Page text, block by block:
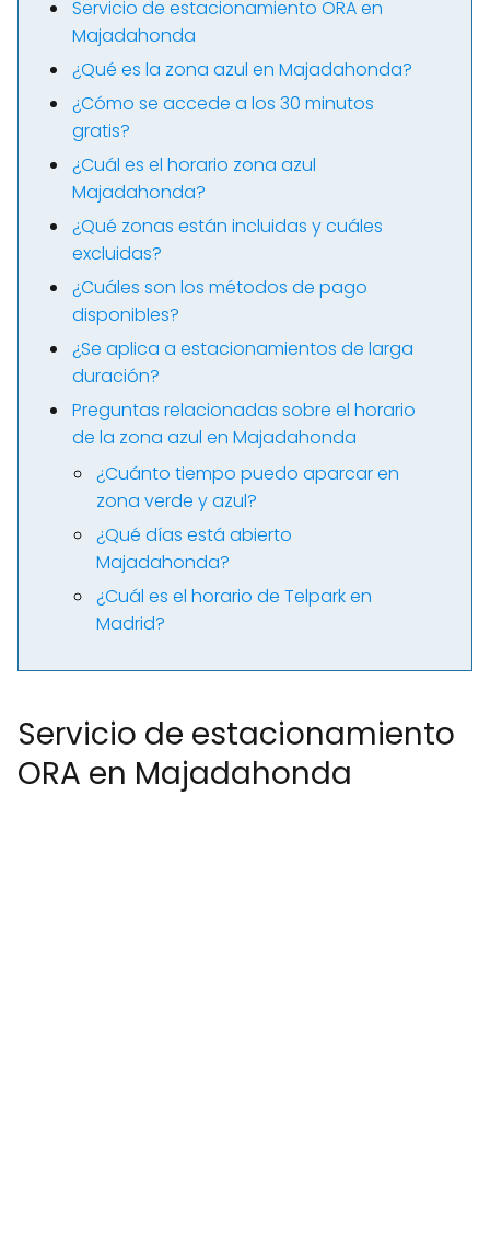
Servicio de estacionamiento ORA en
Majadahonda
¿Qué es la zona azul en Majadahonda?
¿Cómo se accede a los 30 minutos
gratis?
¿Cuál es el horario zona azul
Majadahonda?
¿Qué zonas están incluidas y cuáles
excluidas?
¿Cuáles son los métodos de pago
disponibles?
¿Se aplica a estacionamientos de larga
duración?
Preguntas relacionadas sobre el horario
de la zona azul en Majadahonda
¿Cuánto tiempo puedo aparcar en
zona verde y azul?
¿Qué días está abierto
Majadahonda?
¿Cuál es el horario de Telpark en
Madrid?
Servicio de estacionamiento
ORA en Majadahonda